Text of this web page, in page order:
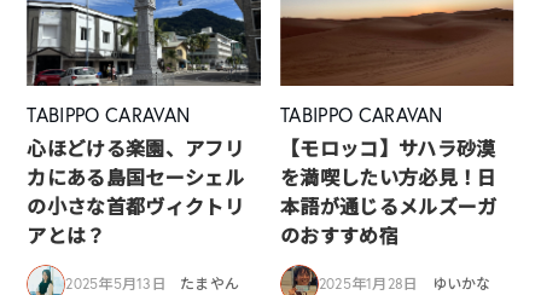
TABIPPO CARAVAN
心ほどける楽園、アフリ
カにある島国セーシェル
の小さな首都ヴィクトリ
アとは？
2025年5月13日 たまやん
TABIPPO CARAVAN
【モロッコ】サハラ砂漠
を満喫したい方必見！日
本語が通じるメルズーガ
のおすすめ宿
2025年1月28日 ゆいかな